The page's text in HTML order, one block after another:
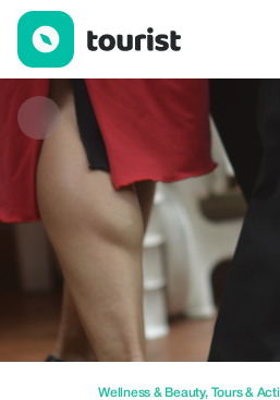
Tango with Laurence (Lolo) Martin
Wellness & Beauty, Tours &